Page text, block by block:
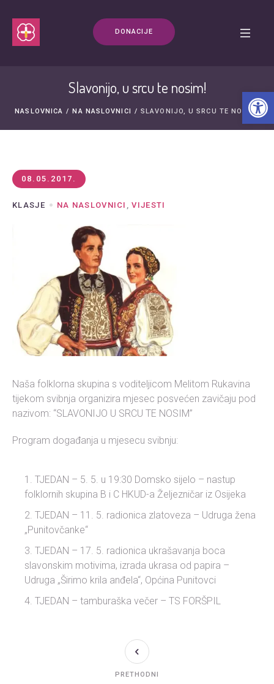
DONACIJE
Slavonijo, u srcu te nosim!
NASLOVNICA / NA NASLOVNICI / SLAVONIJO, U SRCU TE NOSIM!
08.05.2017.
KLASJE NA NASLOVNICI ,VIJESTI
Naša folklorna skupina s voditeljicom Melitom Rukavina
tijekom svibnja organizira mjesec posvećen zavičaju pod
nazivom: “SLAVONIJO U SRCU TE NOSIM”
Program događanja u mjesecu svibnju:
TJEDAN – 5. 5. u 19:30 Domsko sijelo – nastup
folklornih skupina B i C HKUD-a Željezničar iz Osijeka
TJEDAN – 11. 5. radionica zlatoveza – Udruga žena
„Punitovčanke“
TJEDAN – 17. 5. radionica ukrašavanja boca
slavonskim motivima, izrada ukrasa od papira –
Udruga „Širimo krila anđela“, Općina Punitovci
TJEDAN – tamburaška večer – TS FORŠPIL
PRETHODNI